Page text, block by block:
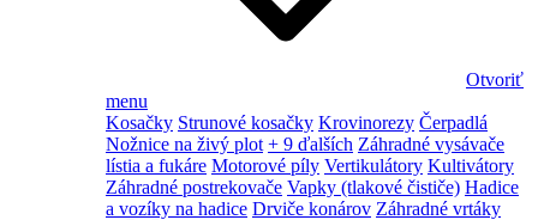
Otvoriť
menu
Kosačky Strunové kosačky Krovinorezy Čerpadlá
Nožnice na živý plot + 9 ďalších Záhradné vysávače
lístia a fukáre Motorové píly Vertikulátory Kultivátory
Záhradné postrekovače Vapky (tlakové čističe) Hadice
a vozíky na hadice Drviče konárov Záhradné vrtáky